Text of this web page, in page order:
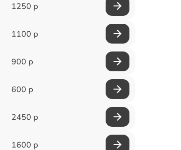
1250 р
1100 р
900 р
600 р
2450 р
1600 р